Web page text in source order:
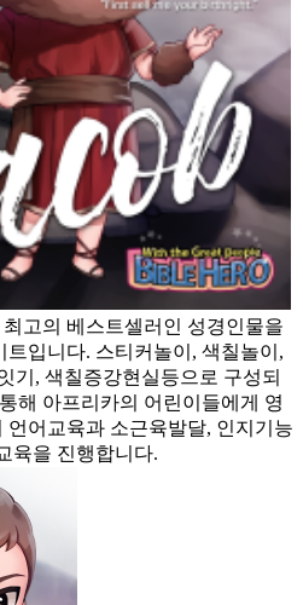
고의 베스트셀러인 성경인물을
트입니다. 스티커놀이, 색칠놀이,
기, 색칠증강현실등으로 구성되
해 아프리카의 어린이들에게 영
언어교육과 소근육발달, 인지기능
육을 진행합니다.